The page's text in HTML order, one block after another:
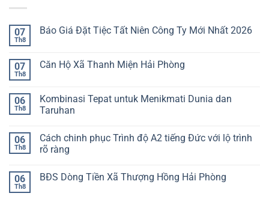
07
Th8
Báo Giá Đặt Tiệc Tất Niên Công Ty Mới Nhất 2026
07
Th8
Căn Hộ Xã Thanh Miện Hải Phòng
06
Th8
Kombinasi Tepat untuk Menikmati Dunia dan
Taruhan
06
Th8
Cách chinh phục Trình độ A2 tiếng Đức với lộ trình
rõ ràng
06
Th8
BĐS Dòng Tiền Xã Thượng Hồng Hải Phòng